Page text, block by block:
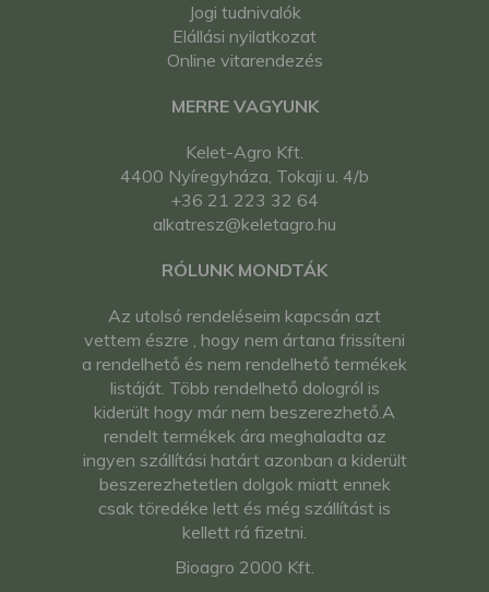
Jogi tudnivalók
Elállási nyilatkozat
Online vitarendezés
MERRE VAGYUNK
Kelet-Agro Kft.
4400 Nyíregyháza, Tokaji u. 4/b
+36 21 223 32 64
alkatresz@keletagro.hu
RÓLUNK MONDTÁK
Az utolsó rendeléseim kapcsán azt
vettem észre , hogy nem ártana frissíteni
a rendelhető és nem rendelhető termékek
listáját. Több rendelhető dologról is
kiderült hogy már nem beszerezhető.A
rendelt termékek ára meghaladta az
ingyen szállítási határt azonban a kiderült
beszerezhetetlen dolgok miatt ennek
csak töredéke lett és még szállítást is
kellett rá fizetni.
Bioagro 2000 Kft.